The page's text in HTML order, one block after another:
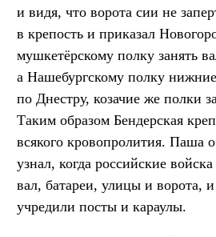
и видя, что ворота сии не
в крепость и приказал
мушкетёрскому полку занять
а Нашебургскому полку
по Днестру, козачие же полки
Таким образом Бендерская
всякого кровопролития. Паша
узнал, когда российские
вал, батареи, улицы и ворота,
учредили посты и караулы.